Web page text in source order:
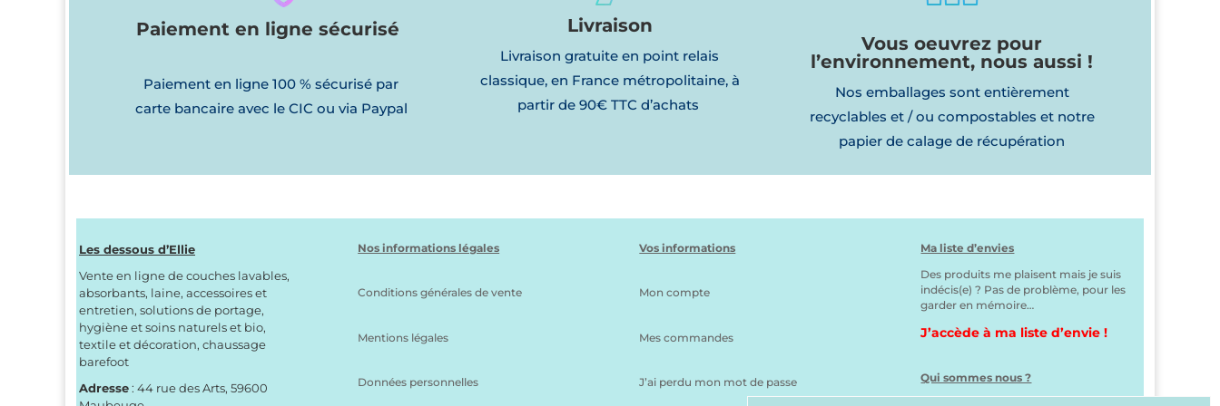
Paiement en ligne sécurisé
Paiement en ligne 100 % sécurisé par
carte bancaire avec le CIC ou via Paypal
Livraison
Livraison gratuite en point relais
classique, en France métropolitaine, à
partir de 90€ TTC d’achats
Vous oeuvrez pour
l’environnement, nous aussi !
Nos emballages sont entièrement
recyclables et / ou compostables et notre
papier de calage de récupération
Les dessous d’Ellie
Vente en ligne de couches lavables,
absorbants, laine, accessoires et
entretien, solutions de portage,
hygiène et soins naturels et bio,
textile et décoration, chaussage
barefoot
Adresse: 44 rue des Arts, 59600
Nos informations légales
Conditions générales de vente
Mentions légales
Données personnelles
Vos informations
Mon compte
Mes commandes
J’ai perdu mon mot de passe
Ma liste d’envies
Des produits me plaisent mais je suis
indécis(e) ? Pas de problème, pour les
garder en mémoire…
J’accède à ma liste d’envie !
Qui sommes nous ?